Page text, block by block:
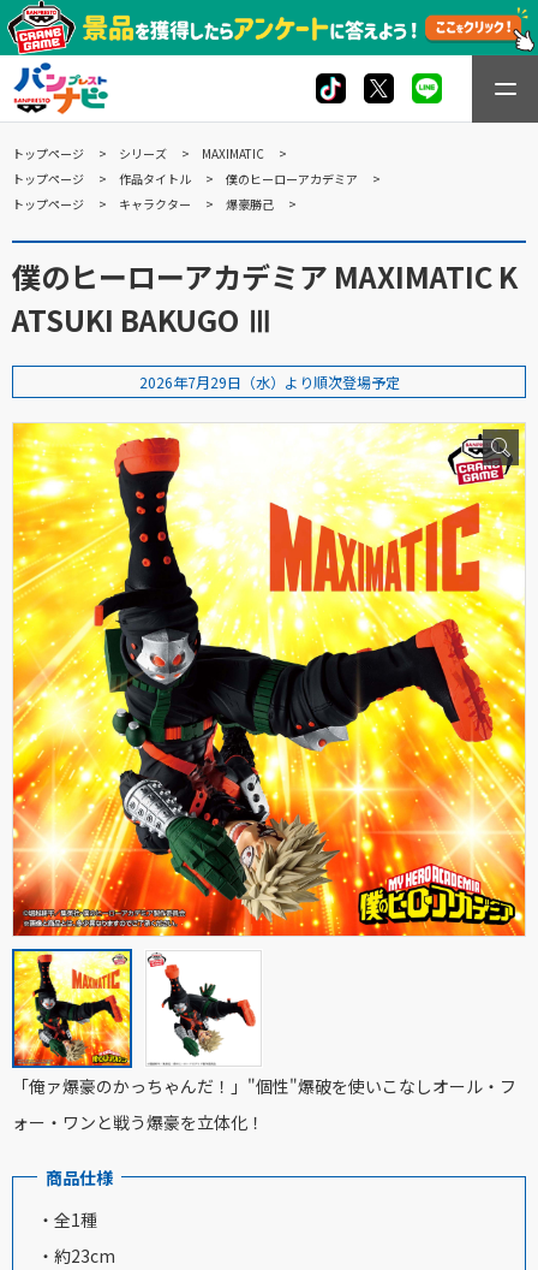
トップページ シリーズ
MAXIMATIC
トップページ
作品タイトル
僕のヒーローアカデミア
トップページ
キャラクター 爆豪勝己
僕のヒーローアカデミア MAXIMATIC K
ATSUKI BAKUGO Ⅲ
2026年7月29日（水）より順次登場予定
「俺ァ爆豪のかっちゃんだ！」 "個性"爆破を使いこなしオール・フ
ォー・ワンと戦う爆豪を立体化！
商品仕様
・全1種
・約23cm